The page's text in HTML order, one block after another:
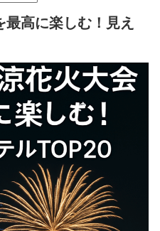
高に楽しむ！見え